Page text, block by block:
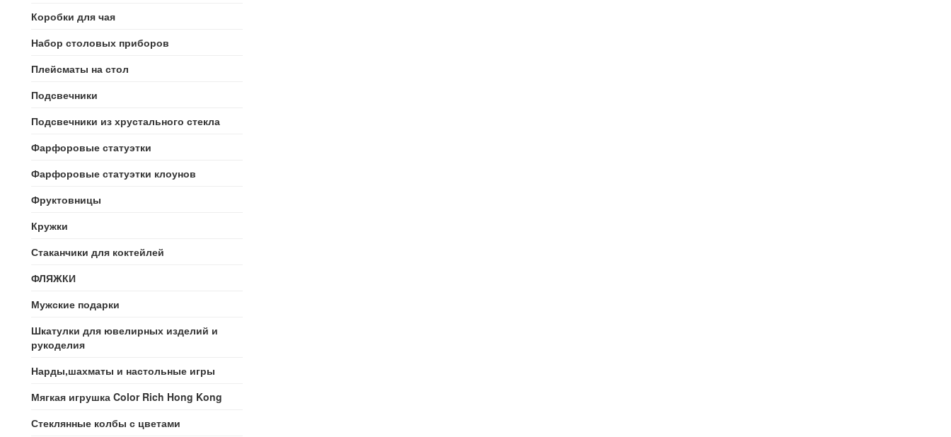
Коробки для чая
Набор столовых приборов
Плейсматы на стол
Подсвечники
Подсвечники из хрустального стекла
Фарфоровые статуэтки
Фарфоровые статуэтки клоунов
Фруктовницы
Кружки
Стаканчики для коктейлей
ФЛЯЖКИ
Мужские подарки
Шкатулки для ювелирных изделий и
рукоделия
Нарды,шахматы и настольные игры
Мягкая игрушка Color Rich Hong Kong
Стеклянные колбы с цветами